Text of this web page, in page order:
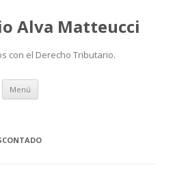
Alva Matteucci
con el Derecho Tributario.
Menú Ir
contenido